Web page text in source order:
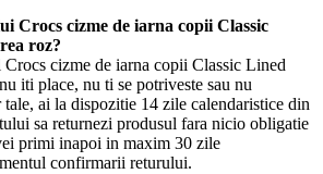
Crocs cizme de iarna copii Classic
roz?
cizme de iarna copii Classic Lined
iti place, nu ti se potriveste sau nu
tale, ai la dispozitie 14 zile calendaristice din
sa returnezi produsul fara nicio obligatie
primi inapoi in maxim 30 zile
confirmarii returului.